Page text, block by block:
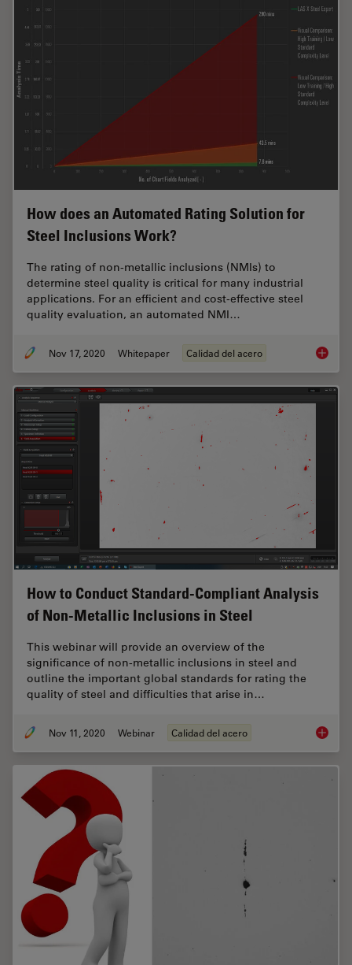
How does an Automated Rating Solution for
Steel Inclusions Work?
The rating of non-metallic inclusions (NMIs) to
determine steel quality is critical for many industrial
applications. For an efficient and cost-effective steel
quality evaluation, an automated NMI…
Nov 17, 2020 Whitepaper Calidad del acero How
How to Conduct Standard-Compliant Analysis
of Non-Metallic Inclusions in Steel
This webinar will provide an overview of the
significance of non-metallic inclusions in steel and
outline the important global standards for rating the
quality of steel and difficulties that arise in…
Nov 11, 2020 Webinar Calidad del acero How to